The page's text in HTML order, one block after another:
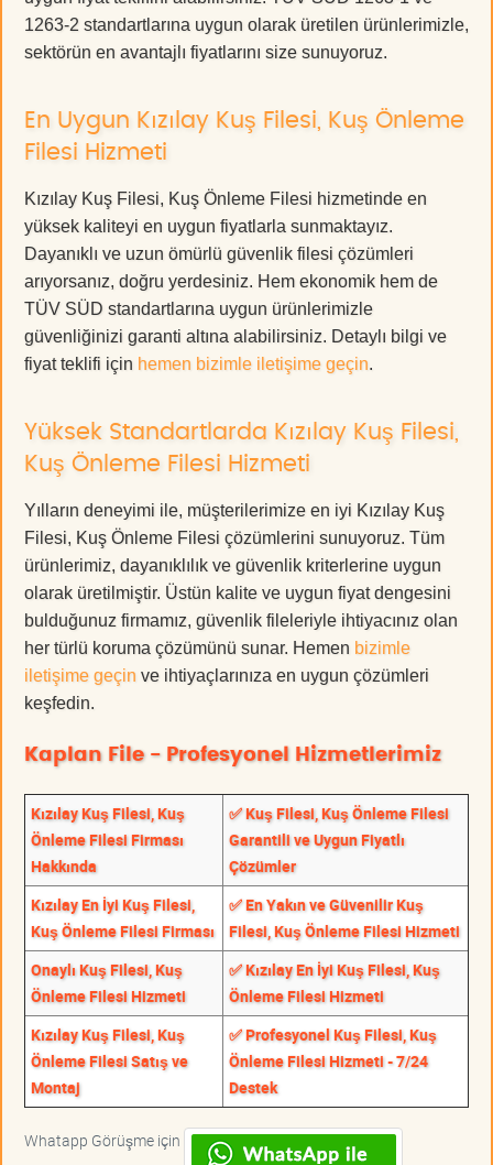
1263-2 standartlarına uygun olarak üretilen ürünlerimizle,
sektörün en avantajlı fiyatlarını size sunuyoruz.
En Uygun Kızılay Kuş Filesi, Kuş Önleme
Filesi Hizmeti
Kızılay Kuş Filesi, Kuş Önleme Filesi hizmetinde en
yüksek kaliteyi en uygun fiyatlarla sunmaktayız.
Dayanıklı ve uzun ömürlü güvenlik filesi çözümleri
arıyorsanız, doğru yerdesiniz. Hem ekonomik hem de
TÜV SÜD standartlarına uygun ürünlerimizle
güvenliğinizi garanti altına alabilirsiniz. Detaylı bilgi ve
fiyat teklifi için hemen bizimle iletişime geçin.
Yüksek Standartlarda Kızılay Kuş Filesi,
Kuş Önleme Filesi Hizmeti
Yılların deneyimi ile, müşterilerimize en iyi Kızılay Kuş
Filesi, Kuş Önleme Filesi çözümlerini sunuyoruz. Tüm
ürünlerimiz, dayanıklılık ve güvenlik kriterlerine uygun
olarak üretilmiştir. Üstün kalite ve uygun fiyat dengesini
bulduğunuz firmamız, güvenlik fileleriyle ihtiyacınız olan
her türlü koruma çözümünü sunar. Hemen bizimle
iletişime geçin ve ihtiyaçlarınıza en uygun çözümleri
keşfedin.
Kaplan File - Profesyonel Hizmetlerimiz
Kızılay Kuş Filesi, Kuş
Önleme Filesi Firması
Hakkında
✅ Kuş Filesi, Kuş Önleme Filesi
Garantili ve Uygun Fiyatlı
Çözümler
Kızılay En İyi Kuş Filesi,
Kuş Önleme Filesi Firması
✅ En Yakın ve Güvenilir Kuş
Filesi, Kuş Önleme Filesi Hizmeti
Onaylı Kuş Filesi, Kuş
Önleme Filesi Hizmeti
✅ Kızılay En İyi Kuş Filesi, Kuş
Önleme Filesi Hizmeti
Kızılay Kuş Filesi, Kuş
Önleme Filesi Satış ve
Montaj
✅ Profesyonel Kuş Filesi, Kuş
Önleme Filesi Hizmeti - 7/24
Destek
Whatapp Görüşme için